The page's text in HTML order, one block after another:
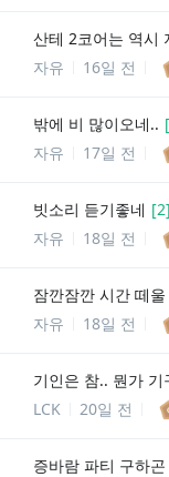
산테 2코어는 역시
자유
16일 전
밖에 비 많이오네.. [
자유
17일 전
빗소리 듣기좋네 [2]
자유
18일 전
잠깐잠깐 시간 떼
자유
18일 전
기인은 참.. 뭔가 기
LCK
20일 전
증바람 파티 구하곤